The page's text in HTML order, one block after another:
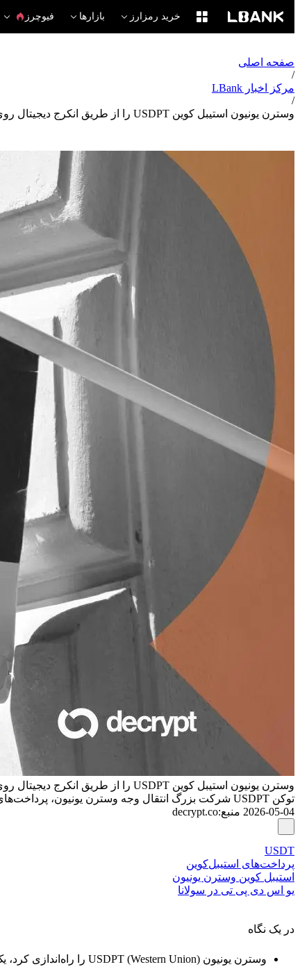
خرید رمزارز بازارها فیوچرز
صفحه اصلی
/
مرکز اخبار LBank
/
وسترن یونیون استیبل کوین USDPT را از طریق انکرج دیجیتال روی سولانا راه‌اندازی کرد
وسترن یونیون استیبل کوین USDPT را از طریق انکرج دیجیتال روی سولانا راه‌اندازی کرد
توکن USDPT شرکت بزرگ انتقال وجه وسترن یونیون، پرداخت‌های فرامرزی و یک محصول مصرفی را که در بیش از ۴۰ کشور راه‌اندازی می‌شود، پشتیبانی خواهد کرد.
2026-05-04 منبع:
decrypt.co
USDT
پرداخت‌های استیبل‌کوین
استیبل کوین وسترن یونیون
یو اس دی پی تی در سولانا
در یک نگاه